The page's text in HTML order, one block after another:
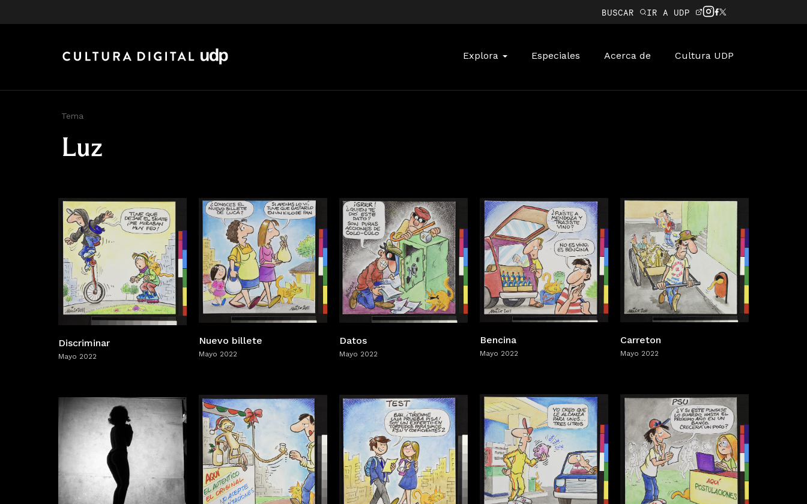
BUSCAR IR A UDP
Explora Especiales Acerca de Cultura UDP
Tema
Luz
Discriminar
Mayo 2022
Nuevo billete
Mayo 2022
Datos
Mayo 2022
Bencina
Mayo 2022
Carreton
Mayo 2022